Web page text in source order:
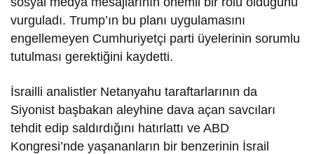
vurguladı. Trump’ın bu planı uygulamasını
engellemeyen Cumhuriyetçi parti üyelerinin sorumlu
tutulması gerektiğini kaydetti.
İsrailli analistler Netanyahu taraftarlarının da
Siyonist başbakan aleyhine dava açan savcıları
tehdit edip saldırdığını hatırlattı ve ABD
Kongresi’nde yaşananların bir benzerinin İsrail